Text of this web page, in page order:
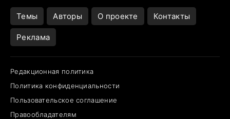
Темы Авторы О проекте Контакты
Реклама
Редакционная политика
Политика конфиденциальности
Пользовательское соглашение
Правообладателям